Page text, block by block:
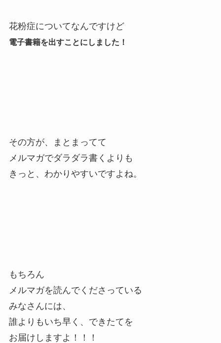
花粉症についてなんですけど
電子書籍を出すことにしました！
その方が、まとまってて
メルマガでダラダラ書くよりも
きっと、わかりやすいですよね。
もちろん
メルマガを読んでくださっている
みなさんには、
誰よりもいち早く、できたてを
お届けしますよ！！！